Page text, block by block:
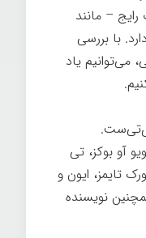
– مانند
با بررسی
می‌توانیم یاد
آو بوکز، تی
تایمز، ایون و
نویسنده